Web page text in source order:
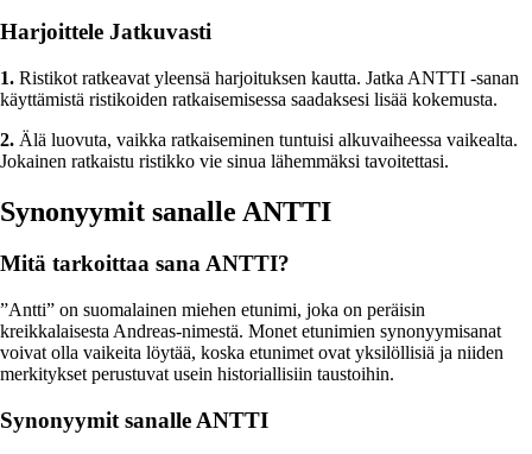
Harjoittele Jatkuvasti
1. Ristikot ratkeavat yleensä harjoituksen kautta. Jatka ANTTI -sanan
käyttämistä ristikoiden ratkaisemisessa saadaksesi lisää kokemusta.
2. Älä luovuta, vaikka ratkaiseminen tuntuisi alkuvaiheessa vaikealta.
Jokainen ratkaistu ristikko vie sinua lähemmäksi tavoitettasi.
Synonyymit sanalle ANTTI
Mitä tarkoittaa sana ANTTI?
”Antti” on suomalainen miehen etunimi, joka on peräisin
kreikkalaisesta Andreas-nimestä. Monet etunimien synonyymisanat
voivat olla vaikeita löytää, koska etunimet ovat yksilöllisiä ja niiden
merkitykset perustuvat usein historiallisiin taustoihin.
Synonyymit sanalle ANTTI